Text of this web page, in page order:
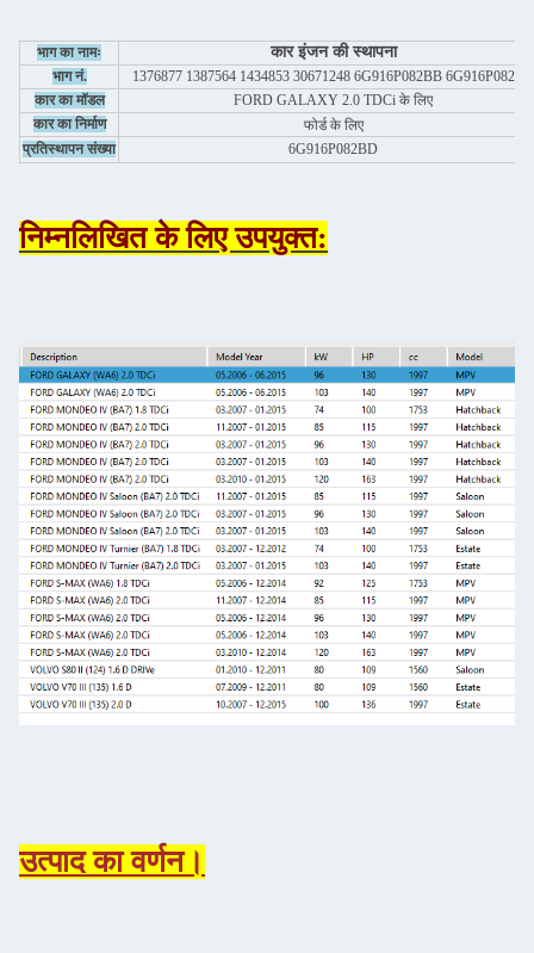
भाग का नामः कार इंजन की स्थापना
भाग नं.
1376877 1387564 1434853 30671248 6G916P082BB 6G916P082BD
कार का मॉडल
FORD GALAXY 2.0 TDCi के लिए
कार का निर्माण
फोर्ड के लिए
प्रतिस्थापन संख्या
6G916P082BD
निम्नलिखित के लिए उपयुक्त:
उत्पाद का वर्णन।